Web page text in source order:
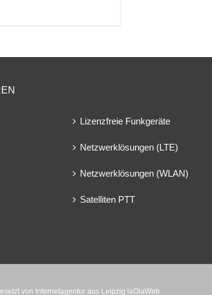
Lizenzfreie Funkgeräte
Netzwerklösungen (LTE)
Netzwerklösungen (WLAN)
Satelliten PTT
von Internetagentur aus Leipzig laOlaWeb